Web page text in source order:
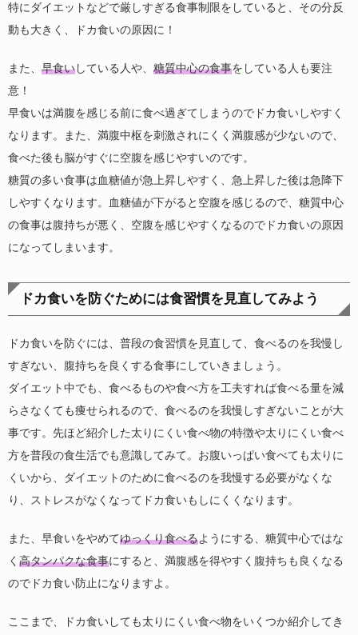
特にダイエットなどで厳しすぎる食事制限をしていると、その分反
動も大きく、ドカ食いの原因に！
また、 早食いしている人や、 糖質中心の食事をしている人も要注
意！
早食いは満腹を感じる前に食べ過ぎてしまうのでドカ食いしやすく
なります。また、満腹中枢を刺激されにくく満腹感が少ないので、
食べた後も脳がすぐに空腹を感じやすいのです。
糖質の多い食事は血糖値が急上昇しやすく、急上昇した後は急降下
しやすくなります。血糖値が下がると空腹を感じるので、糖質中心
の食事は腹持ちが悪く、空腹を感じやすくなるのでドカ食いの原因
になってしまいます。
ドカ食いを防ぐためには食習慣を見直してみよう
ドカ食いを防ぐには、普段の食習慣を見直して、食べるのを我慢し
すぎない、腹持ちを良くする食事にしていきましょう。
ダイエット中でも、食べるものや食べ方を工夫すれば食べる量を減
らさなくても痩せられるので、食べるのを我慢しすぎないことが大
事です。先ほど紹介した太りにくい食べ物の特徴や太りにくい食べ
方を普段の食生活でも意識してみて。お腹いっぱい食べても太りに
くいから、ダイエットのために食べるのを我慢する必要がなくな
り、ストレスがなくなってドカ食いもしにくくなります。
また、早食いをやめてゆっくり食べるようにする、糖質中心ではな
く 高タンパクな食事にすると、満腹感を得やすく腹持ちも良くなる
のでドカ食い防止になりますよ。
ここまで、ドカ食いしても太りにくい食べ物をいくつか紹介してき